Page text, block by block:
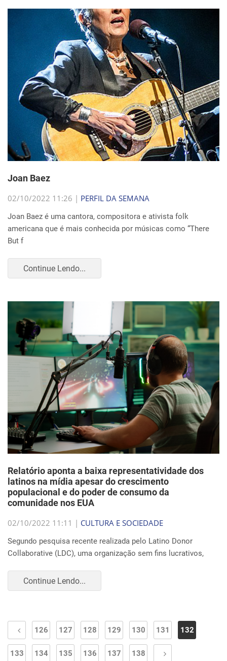
Joan Baez
02/10/2022 11:26 | PERFIL DA SEMANA
Joan Baez é uma cantora, compositora e ativista folk
americana que é mais conhecida por músicas como “There
But f
Continue Lendo...
Relatório aponta a baixa representatividade dos
latinos na mídia apesar do crescimento
populacional e do poder de consumo da
comunidade nos EUA
02/10/2022 11:11 | CULTURA E SOCIEDADE
Segundo pesquisa recente realizada pelo Latino Donor
Collaborative (LDC), uma organização sem fins lucrativos,
Continue Lendo...
126 127 128 129 130 131 132
133 134 135 136 137 138